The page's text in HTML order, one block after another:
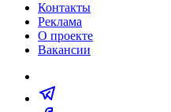
Контакты
Реклама
О проекте
Вакансии